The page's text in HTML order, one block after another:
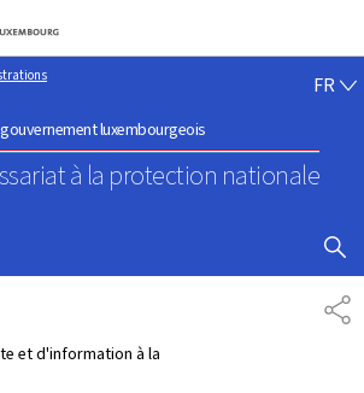
au menu principal
Aller au contenu
luxembourgeois
à la protection nationale
FR
et d'information à la